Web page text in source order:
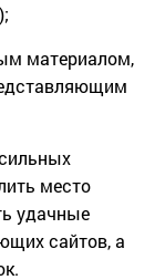
материалом,
место
удачные
сайтов, а